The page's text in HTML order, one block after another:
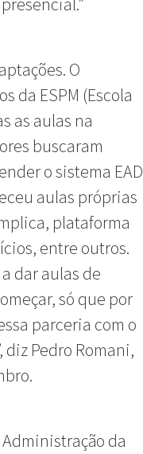
O
da ESPM (Escola
as aulas na
buscaram
o sistema EAD
aulas próprias
plataforma
entre outros.
dar aulas de
só que por
parceria com o
diz Pedro Romani,
da